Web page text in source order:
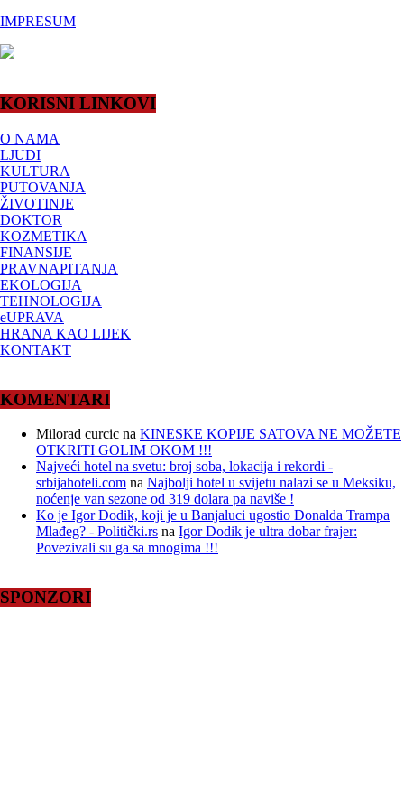
IMPRESUM
KORISNI LINKOVI
O NAMA
LJUDI
KULTURA
PUTOVANJA
ŽIVOTINJE
DOKTOR
KOZMETIKA
FINANSIJE
PRAVNAPITANJA
EKOLOGIJA
TEHNOLOGIJA
eUPRAVA
HRANA KAO LIJEK
KONTAKT
KOMENTARI
Milorad curcic na KINESKE KOPIJE SATOVA NE MOŽETE
OTKRITI GOLIM OKOM !!!
Najveći hotel na svetu: broj soba, lokacija i rekordi -
srbijahoteli.com na Najbolji hotel u svijetu nalazi se u Meksiku,
noćenje van sezone od 319 dolara pa naviše !
Ko je Igor Dodik, koji je u Banjaluci ugostio Donalda Trampa
Mlađeg? - Politički.rs na Igor Dodik je ultra dobar frajer:
Povezivali su ga sa mnogima !!!
SPONZORI